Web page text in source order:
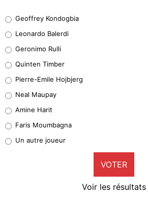
38%
32%
5%
1%
9%
Geoffrey Kondogbia
Leonardo Balerdi
Geronimo Rulli
Quinten Timber
Pierre-Emile Hojbjerg
Neal Maupay
Amine Harit
Faris Moumbagna
Un autre joueur
VOTER
Voir les résultats